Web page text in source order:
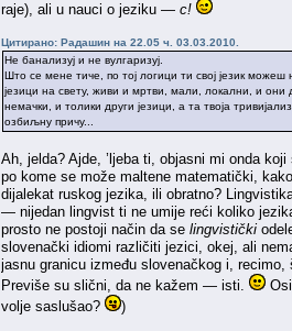
raje), ali u nauci o jeziku — c!
Цитирано: Радашин на 22.05 ч. 03.03.2010.
Не банализуј и не вулгаризуј.
Што се мене тиче, по тој логици ти свој језик
језици на свету, живи и мртви, мали, локални, и они
немачки, и толики други језици, а та твоја
озбиљну причу...
Ah, jelda? Ajde, ’ljeba ti, objasni mi onda
po kome se može maltene matematički,
dijalekat ruskog jezika, ili obratno?
— nijedan lingvist ti ne umije reći koliko
prosto ne postoji način da se lingvistički
slovenački idiomi različiti jezici, okej, ali
jasnu granicu između slovenačkog i,
Previše su slični, da ne kažem — isti.
volje saslušao?
)